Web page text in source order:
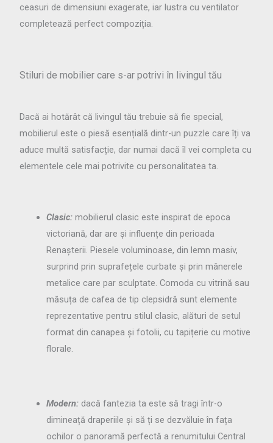
ceasuri de dimensiuni exagerate, iar lustra cu ventilator
completează perfect compoziția.
Stiluri de mobilier care s-ar potrivi în livingul tău
Dacă ai hotărât că livingul tău trebuie să fie special,
mobilierul este o piesă esențială dintr-un puzzle care îți va
aduce multă satisfacție, dar numai dacă îl vei completa cu
elementele cele mai potrivite cu personalitatea ta.
Clasic: mobilierul clasic este inspirat de epoca
victoriană, dar are și influențe din perioada
Renașterii. Piesele voluminoase, din lemn masiv,
surprind prin suprafețele curbate și prin mânerele
metalice care par sculptate. Comoda cu vitrină sau
măsuța de cafea de tip clepsidră sunt elemente
reprezentative pentru stilul clasic, alături de setul
format din canapea și fotolii, cu tapițerie cu motive
florale.
Modern: dacă fantezia ta este să tragi într-o
dimineață draperiile și să ți se dezvăluie în fața
ochilor o panoramă perfectă a renumitului Central